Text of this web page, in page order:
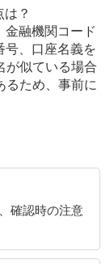
？
金融機関コード
号、口座名義を
が似ている場合
るため、事前に
確認時の注意